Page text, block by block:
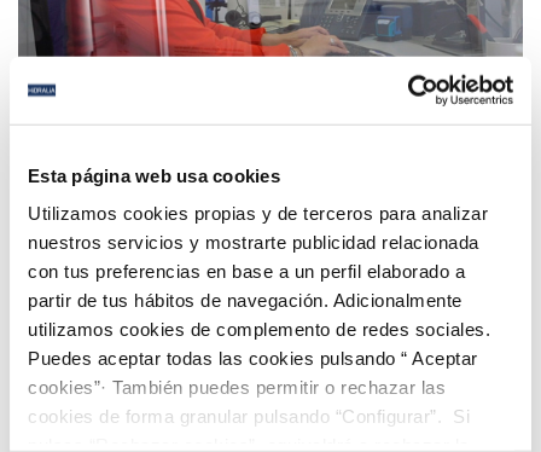
Esta página web usa cookies
Utilizamos cookies propias y de terceros para analizar
nuestros servicios y mostrarte publicidad relacionada
con tus preferencias en base a un perfil elaborado a
partir de tus hábitos de navegación. Adicionalmente
utilizamos cookies de complemento de redes sociales.
Puedes aceptar todas las cookies pulsando “ Aceptar
cookies”· También puedes permitir o rechazar las
cookies de forma granular pulsando “Configurar”. Si
Hidralia lanza el programa Contigo, para estar
Página 52 de 112
Anterior Siguiente